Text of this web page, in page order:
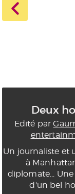
Deux
Edité par
Un journaliste et
à
diplomate...
d'un bel